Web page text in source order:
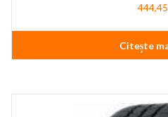
444,45
Citește